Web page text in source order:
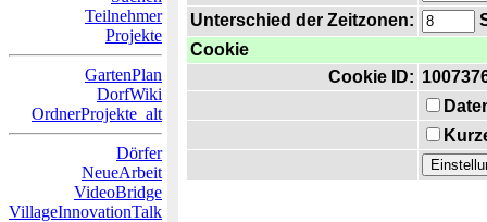
Teilnehmer
Projekte
GartenPlan
DorfWiki
OrdnerProjekte_alt
Dörfer
NeueArbeit
VideoBridge
VillageInnovationTalk
Unterschied der Zeitzonen:
Cookie
Cookie ID: